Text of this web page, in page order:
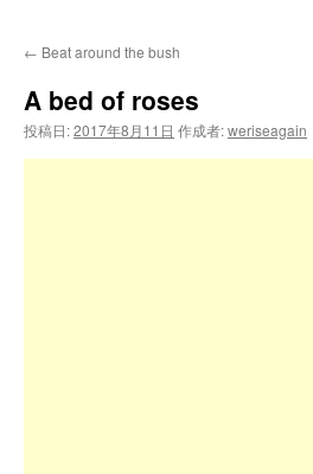
← Beat around the bush
A bed of roses
投稿日:2017年8月11日 作成者:weriseagain